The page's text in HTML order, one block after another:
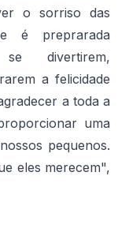
o sorriso das
é preprarada
divertirem,
a felicidade
a toda a
uma
pequenos.
eles merecem",